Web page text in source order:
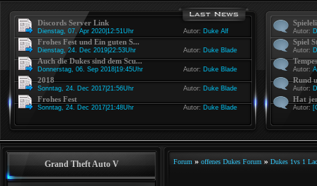
Discords Server Link
Dienstag, 07. Apr 2020|12:51Uhr Autor: Duke Alf
Frohes Fest und Ein guten S...
Dienstag, 24. Dec 2019|22:53Uhr Autor: Duke Blade
Auch die Dukes sind dem Scu...
Donnerstag, 06. Sep 2018|19:45Uhr Autor: Duke Blade
2018
Sonntag, 24. Dec 2017|21:56Uhr Autor: Duke Blade
Frohes Fest
Sonntag, 24. Dec 2017|21:48Uhr Autor: Duke Blade
Autor:
Spiel
Autor:
Autor:
Rund
Autor:
Hat
Autor:
Grand Theft Auto V Forum » offenes Dukes Forum » Dukes 1vs 1